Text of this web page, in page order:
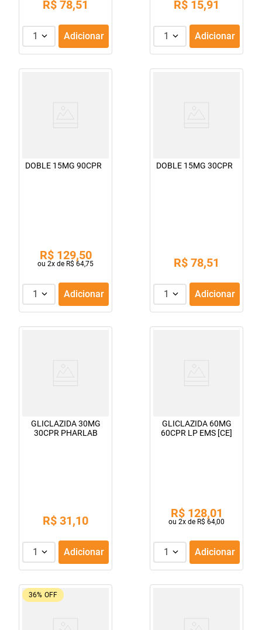
R$ 78,51
1 Adicionar
R$ 15,91
1 Adicionar
DOBLE 15MG 90CPR
R$ 129,50
ou 2x de R$ 64,75
1 Adicionar
DOBLE 15MG 30CPR
R$ 78,51
1 Adicionar
GLICLAZIDA 30MG
30CPR PHARLAB
R$ 31,10
1 Adicionar
GLICLAZIDA 60MG
60CPR LP EMS [CE]
R$ 128,01
ou 2x de R$ 64,00
1 Adicionar
36% OFF